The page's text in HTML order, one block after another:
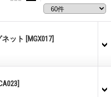
ネット [MGX017]